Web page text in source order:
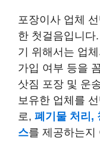
포장이사 업체
한 첫걸음입니다.
기 위해서는 업
가입 여부 등을
삿짐 포장 및 운
보유한 업체를
로, 폐기물 처리,
스를 제공하는지